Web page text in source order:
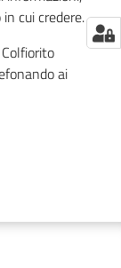
cui credere.
ai